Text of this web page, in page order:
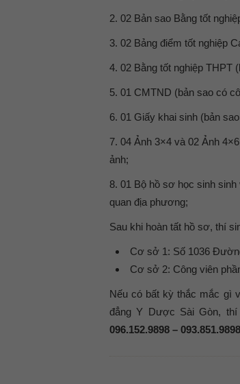
2. 02 Bản sao Bằng tốt
3. 02 Bảng điểm tốt nghiệp
4. 02 Bằng tốt nghiệp THPT
5. 01 CMTND (bản sao có
6. 01 Giấy khai sinh (bản
7. 04 Ảnh 3×4 và 02 Ảnh
ảnh;
8. 01 Bộ hồ sơ học sinh
quan địa phương;
Sau khi hoàn tất hồ sơ, thí
Cơ sở 1: Số 1036
Cơ sở 2: Công viên
Nếu có bất kỳ thắc mắc gì
đẳng Y Dược Sài Gòn,
096.152.9898 – 093.851.9898